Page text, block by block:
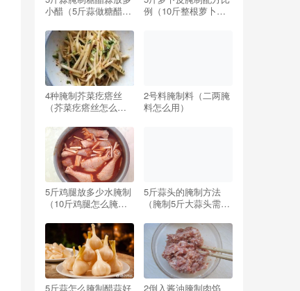
小醋（5斤蒜做糖醋蒜,
例（10斤整根萝卜腌
4种腌制芥菜疙瘩丝
（芥菜疙瘩丝怎么腌
2号料腌制料（二两腌
料怎么用）
5斤鸡腿放多少水腌制
（10斤鸡腿怎么腌制
5斤蒜头的腌制方法
（腌制5斤大蒜头需要
5斤蒜怎么腌制醋蒜好
2倒入酱油腌制肉馅